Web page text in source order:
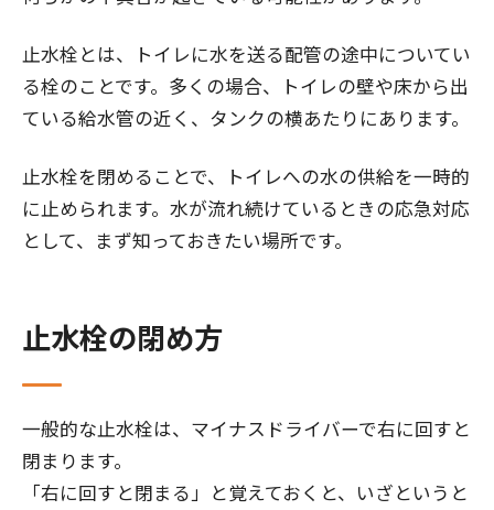
止水栓とは、トイレに水を送る配管の途中についてい
る栓のことです。多くの場合、トイレの壁や床から出
ている給水管の近く、タンクの横あたりにあります。
止水栓を閉めることで、トイレへの水の供給を一時的
に止められます。水が流れ続けているときの応急対応
として、まず知っておきたい場所です。
止水栓の閉め方
一般的な止水栓は、マイナスドライバーで右に回すと
閉まります。
「右に回すと閉まる」と覚えておくと、いざというと